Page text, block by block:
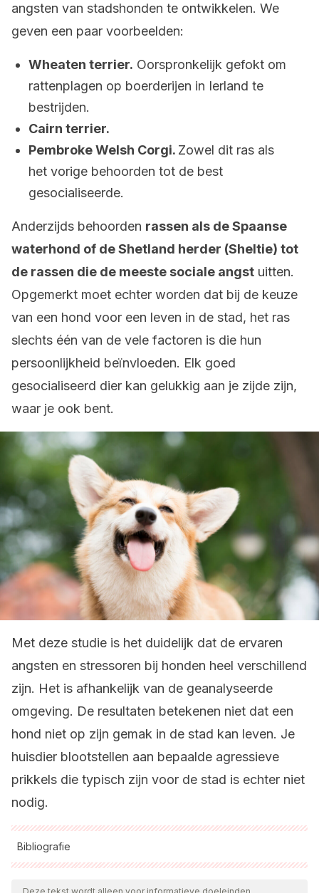
angsten van stadshonden te ontwikkelen. We
geven een paar voorbeelden:
Wheaten terrier. Oorspronkelijk gefokt om
rattenplagen op boerderijen in Ierland te
bestrijden.
Cairn terrier.
Pembroke Welsh Corgi. Zowel dit ras als
het vorige behoorden tot de best
gesocialiseerde.
Anderzijds behoorden rassen als de Spaanse
waterhond of de Shetland herder (Sheltie) tot
de rassen die de meeste sociale angst uitten.
Opgemerkt moet echter worden dat bij de keuze
van een hond voor een leven in de stad, het ras
slechts één van de vele factoren is die hun
persoonlijkheid beïnvloeden. Elk goed
gesocialiseerd dier kan gelukkig aan je zijde zijn,
waar je ook bent.
Met deze studie is het duidelijk dat de ervaren
angsten en stressoren bij honden heel verschillend
zijn. Het is afhankelijk van de geanalyseerde
omgeving. De resultaten betekenen niet dat een
hond niet op zijn gemak in de stad kan leven. Je
huisdier blootstellen aan bepaalde agressieve
prikkels die typisch zijn voor de stad is echter niet
nodig.
Bibliografie
Alle aangehaalde bronnen zijn grondig gecontroleerd door
ons team om hun kwaliteit, betrouwbaarheid, actualiteit en